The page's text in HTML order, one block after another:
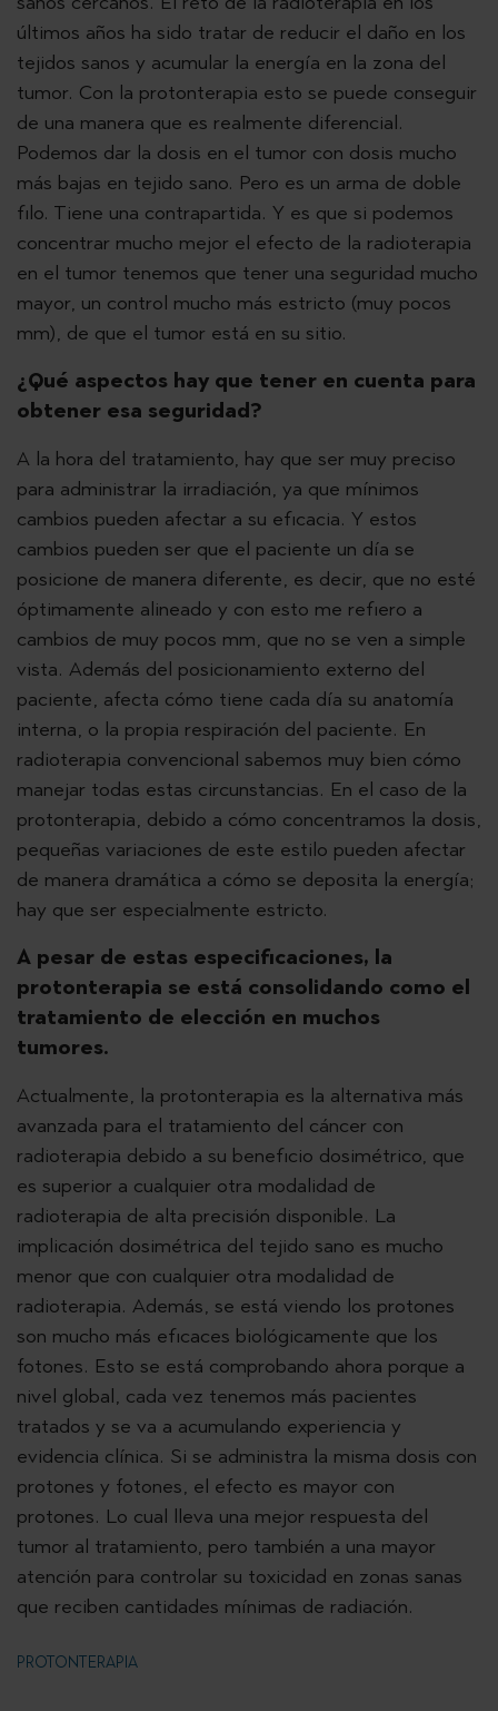
últimos años ha sido tratar de reducir el daño en los
tejidos sanos y acumular la energía en la zona del
tumor. Con la protonterapia esto se puede conseguir
de una manera que es realmente diferencial.
Podemos dar la dosis en el tumor con dosis mucho
más bajas en tejido sano. Pero es un arma de doble
filo. Tiene una contrapartida. Y es que si podemos
concentrar mucho mejor el efecto de la radioterapia
en el tumor tenemos que tener una seguridad mucho
mayor, un control mucho más estricto (muy pocos
mm), de que el tumor está en su sitio.
¿Qué aspectos hay que tener en cuenta para
obtener esa seguridad?
A la hora del tratamiento, hay que ser muy preciso
para administrar la irradiación, ya que mínimos
cambios pueden afectar a su eficacia. Y estos
cambios pueden ser que el paciente un día se
posicione de manera diferente, es decir, que no esté
óptimamente alineado y con esto me refiero a
cambios de muy pocos mm, que no se ven a simple
vista. Además del posicionamiento externo del
paciente, afecta cómo tiene cada día su anatomía
interna, o la propia respiración del paciente. En
radioterapia convencional sabemos muy bien cómo
manejar todas estas circunstancias. En el caso de la
protonterapia, debido a cómo concentramos la dosis,
pequeñas variaciones de este estilo pueden afectar
de manera dramática a cómo se deposita la energía;
hay que ser especialmente estricto.
A pesar de estas especificaciones, la
protonterapia se está consolidando como el
tratamiento de elección en muchos
tumores.
Actualmente, la protonterapia es la alternativa más
avanzada para el tratamiento del cáncer con
radioterapia debido a su beneficio dosimétrico, que
es superior a cualquier otra modalidad de
radioterapia de alta precisión disponible. La
implicación dosimétrica del tejido sano es mucho
menor que con cualquier otra modalidad de
radioterapia. Además, se está viendo los protones
son mucho más eficaces biológicamente que los
fotones. Esto se está comprobando ahora porque a
nivel global, cada vez tenemos más pacientes
tratados y se va a acumulando experiencia y
evidencia clínica. Si se administra la misma dosis con
protones y fotones, el efecto es mayor con
protones. Lo cual lleva una mejor respuesta del
tumor al tratamiento, pero también a una mayor
atención para controlar su toxicidad en zonas sanas
que reciben cantidades mínimas de radiación.
PROTONTERAPIA